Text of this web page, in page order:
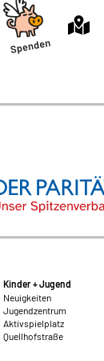
Kinder + Jugend
Neuigkeiten
Jugendzentrum
Aktivspielplatz
Quellhofstraße